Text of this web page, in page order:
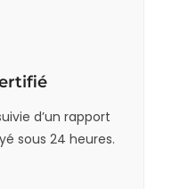
d’un rapport
sous 24 heures.